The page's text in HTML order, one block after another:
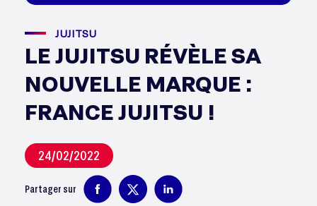
JUJITSU
LE JUJITSU RÉVÈLE SA
NOUVELLE MARQUE :
FRANCE JUJITSU !
24/02/2022
Partager sur